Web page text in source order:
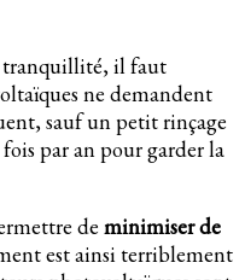
tranquillité, il faut
ne demandent
sauf un petit rinçage
par an pour garder la
de minimiser de
est ainsi terriblement